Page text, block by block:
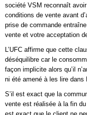
société VSM reconnaît
conditions de vente avant
prise de commande
vente et votre acceptation
L’UFC affirme que cette
déséquilibre car le
façon implicite alors qu’il
ni été amené à les lire
S’il est exact que la
vente est réalisée à la fin